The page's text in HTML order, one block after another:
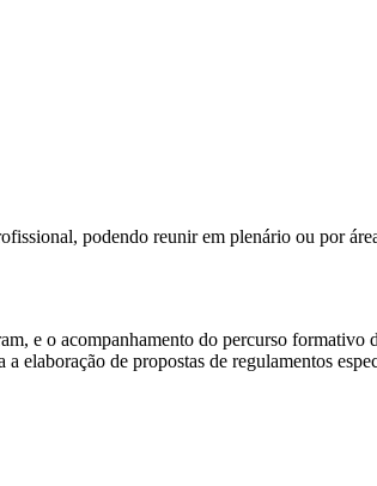
podendo reunir em plenário ou por
e o acompanhamento do percurso formativo
elaboração de propostas de regulamentos